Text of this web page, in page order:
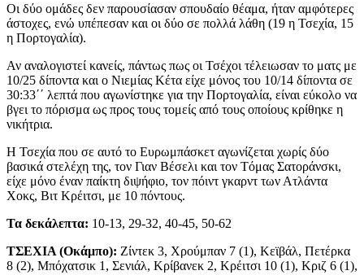
Οι δύο ομάδες δεν παρουσίασαν σπουδαίο θέαμα, ήταν αμφότερες
άστοχες, ενώ υπέπεσαν και οι δύο σε πολλά λάθη (19 η Τσεχία, 15
η Πορτογαλία).
Αν αναλογιστεί κανείς, πάντως πως οι Τσέχοι τέλειωσαν το ματς με
10/25 δίποντα και ο Νιεμίας Κέτα είχε μόνος του 10/14 δίποντα σε
30:33΄΄ λεπτά που αγωνίστηκε για την Πορτογαλία, είναι εύκολο να
βγει το πόρισμα ως προς τους τομείς από τους οποίους κρίθηκε η
νικήτρια.
Η Τσεχία που σε αυτό το Ευρωμπάσκετ αγωνίζεται χωρίς δύο
βασικά στελέχη της, τον Γιαν Βέσελι και τον Tόμας Σατοράνσκι,
είχε μόνο έναν παίκτη διψήφιο, τον πόιντ γκαρντ των Ατλάντα
Χοκς, Βιτ Κρέιτσι, με 10 πόντους.
Τα δεκάλεπτα: 10-13, 29-32, 40-45, 50-62
ΤΣΕΧΙΑ (Οκάμπο): Ζίντεκ 3, Χρούμπαν 7 (1), Κεϊβάλ, Πετέρκα
8 (2), Μπόχατσικ 1, Σενιάλ, Κρίβανεκ 2, Κρέιτσι 10 (1), Κριζ 6 (1),